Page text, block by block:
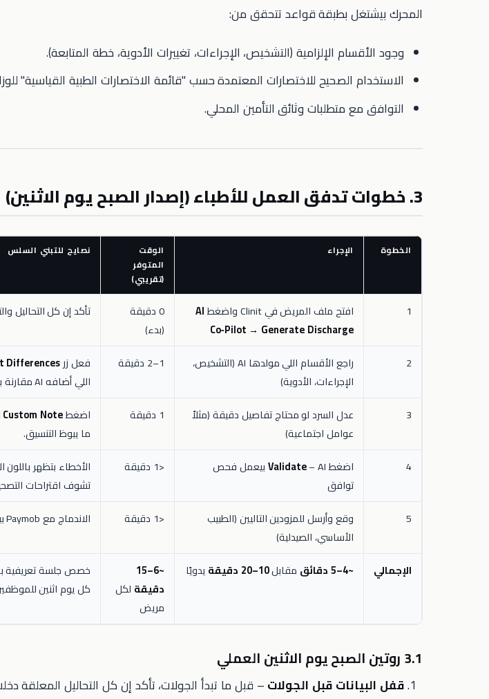
المحرك بيشتغل بطبقة قواعد تتحقق من:
وجود الأقسام الإلزامية (التشخيص، الإجراءات، تغييرات الأدوية، خطة المتابعة).
الاستخدام الصحيح للاختصارات المعتمدة حسب "قائمة الاختصارات الطبية القياسية"
التوافق مع متطلبات وثائق التأمين المحلي.
3. خطوات تدفق العمل للأطباء (إصدار الصبح يوم الاثنين)
الخطوة الإجراء
الوقت
المتوفر
(تقريبي)
نصايح للتبني السلس
1 افتح ملف المريض في Clinit واضغط
AI
Co‑Pilot → Generate Discharge
0 دقيقة
(بدء)
تأكد إن كل التحاليل
2
راجع الأقسام اللي مولدها AI (التشخيص،
الإجراءات، الأدوية)
1–2 دقيقة فعل زرDifferences
اللي أضافه AI مقارنة بالبيانات الموجودة.
3
عدل السرد لو محتاج تفاصيل دقيقة (مثلاً
عوامل اجتماعية)
1 دقيقة اضغطNote
ما يبوظ التنسيق.
4
اضغط Validate– AI بيعمل فحص
توافق
<1 دقيقة
الأخطاء بتظهر باللون
تشوف اقتراحات
5
وقع وأرسل للمزودين التاليين (الطبيب
الأساسي، الصيدلية)
<1 دقيقة الاندماج مع Paymob بيفعل إنشاء المطالبة تلقائيًا.
الإجمالي ~4–5 دقائق مقابل10–20 دقيقة يدويًا
~6–15
دقيقة لكل
مريض
كل يوم اثنين
3.1 روتين الصبح يوم الاثنين العملي
قفل البيانات قبل الجولات